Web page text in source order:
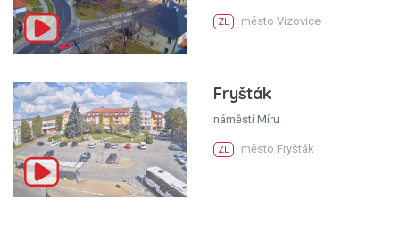
ZL město Vizovice
Fryšták
náměstí Míru
ZL město Fryšták